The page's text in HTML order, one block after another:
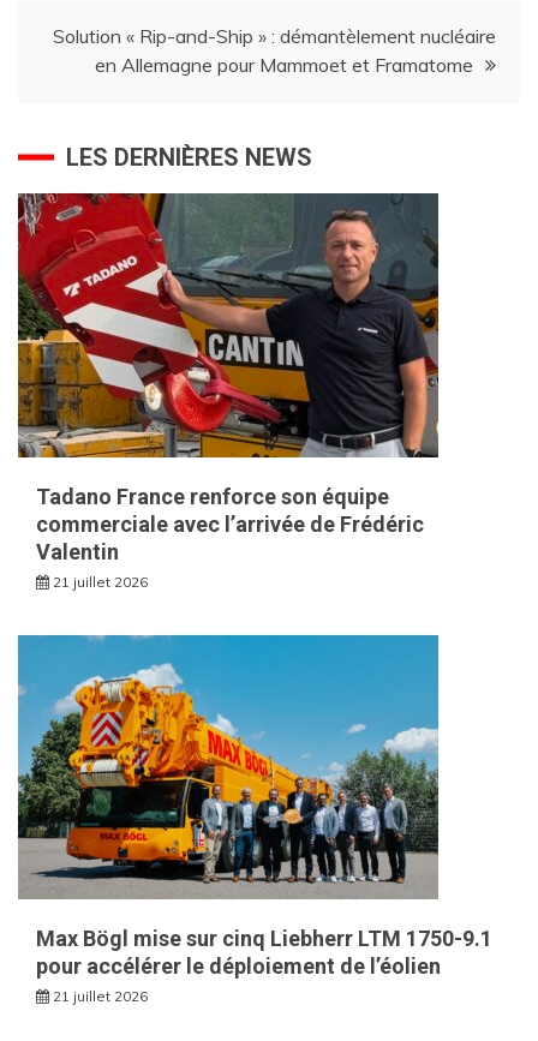
l’article
Solution « Rip-and-Ship » : démantèlement nucléaire
en Allemagne pour Mammoet et Framatome
LES DERNIÈRES NEWS
Tadano France renforce son équipe
commerciale avec l’arrivée de Frédéric
Valentin
21 juillet 2026
Max Bögl mise sur cinq Liebherr LTM 1750-9.1
pour accélérer le déploiement de l’éolien
21 juillet 2026